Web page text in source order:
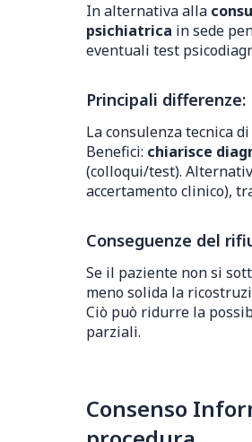
In alternativa alla
psichiatrica in sede
eventuali test
Principali differenze:
La consulenza tecnica
Benefici: chiarisce
(colloqui/test).
accertamento clinico),
Conseguenze del
Se il paziente non si
meno solida la
Ciò può ridurre la
parziali.
Consenso